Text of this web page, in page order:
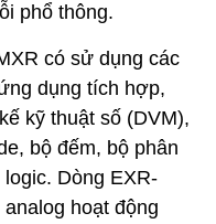
phổ thông.
có sử dụng các
dụng tích hợp,
kỹ thuật số (DVM),
bộ đếm, bộ phân
Dòng EXR-
hoạt động